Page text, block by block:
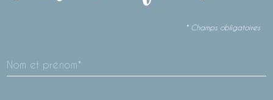
* Champs obligatoires
Nom et prénom*